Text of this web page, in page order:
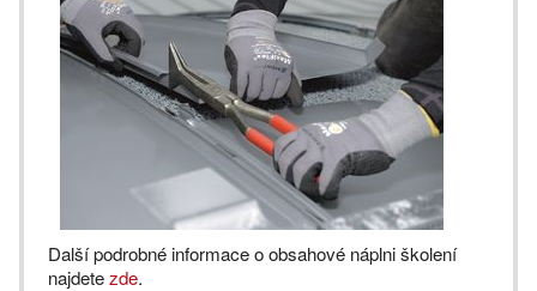
Další podrobné informace o obsahové náplni školení
najdetezde.